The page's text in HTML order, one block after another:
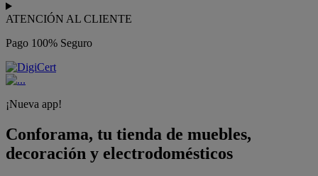
ATENCIÓN AL CLIENTE
Pago 100% Seguro
¡Nueva app!
Conforama, tu tienda de muebles,
decoración y electrodomésticos